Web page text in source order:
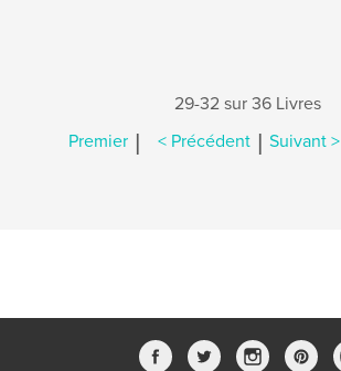
29-32 sur 36 Livres
Premier | < Précédent | Suivant >